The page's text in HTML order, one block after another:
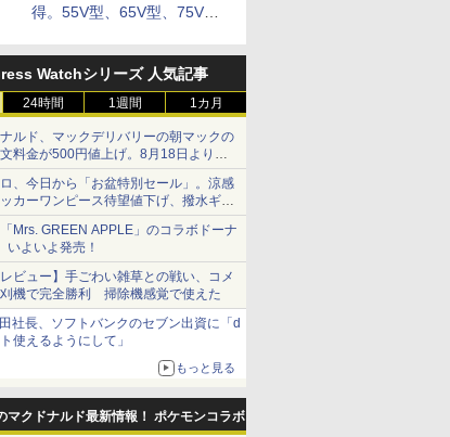
得。55V型、65V型、75V型
ップ
Watchシリーズ 人気記事
24時間 1週間 1カ月
ルド、マックデリバリーの朝マックの
料金が500円値上げ。8月18日より
から受付
、今日から「お盆特別セール」。涼感
カーワンピース待望値下げ、撥水ギア
は1990円に
Mrs. GREEN APPLE」のコラボドーナ
いよいよ発売！
レビュー】手ごわい雑草との戦い、コメ
刈機で完全勝利 掃除機感覚で使えた
社長、ソフトバンクのセブン出資に「d
使えるようにして」
もっと見る
マクドナルド最新情報！ ポケモンコラボ